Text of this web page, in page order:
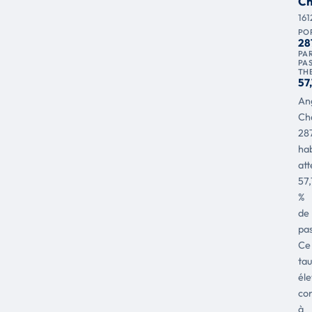
%
de
Ce
à